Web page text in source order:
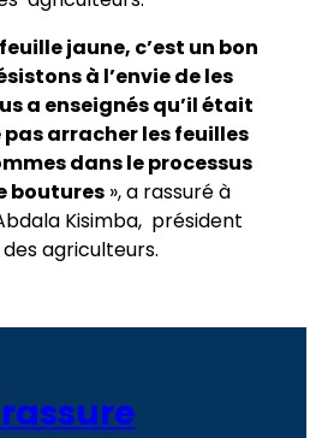
jaune, c’est un bon
à l’envie de les
a enseignés qu’il était
pas arracher les feuilles
dans le processus
boutures », a rassuré à
Kisimba, président
agriculteurs.